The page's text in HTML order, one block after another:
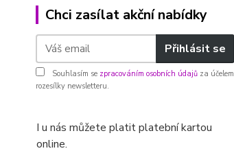
Chci zasílat akční nabídky
Přihlásit se
Souhlasím se zpracováním osobních údajů za účelem
rozesílky newsletteru.
I u nás můžete platit platební kartou
online.